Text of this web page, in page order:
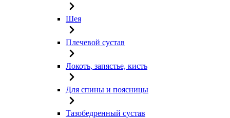
Шея
Плечевой сустав
Локоть, запястье, кисть
Для спины и поясницы
Тазобедренный сустав